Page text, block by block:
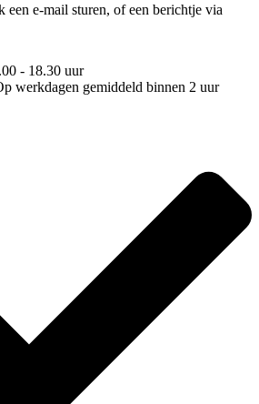
een e-mail sturen, of een berichtje via
- 18.30 uur
werkdagen gemiddeld binnen 2 uur